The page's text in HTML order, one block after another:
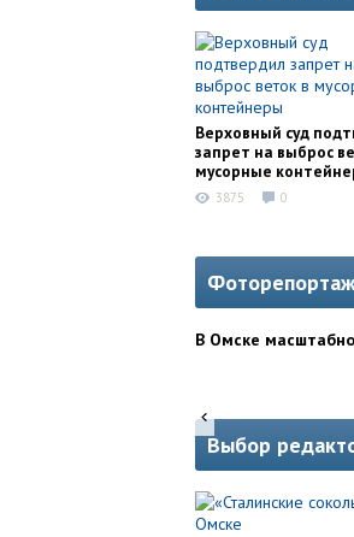
Верховный суд
запрет на выброс
мусорные
3875 0
В Омске
Выбор